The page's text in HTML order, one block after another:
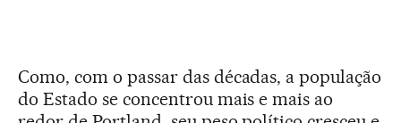
Como, com o passar das décadas, a população
do Estado se concentrou mais e mais ao